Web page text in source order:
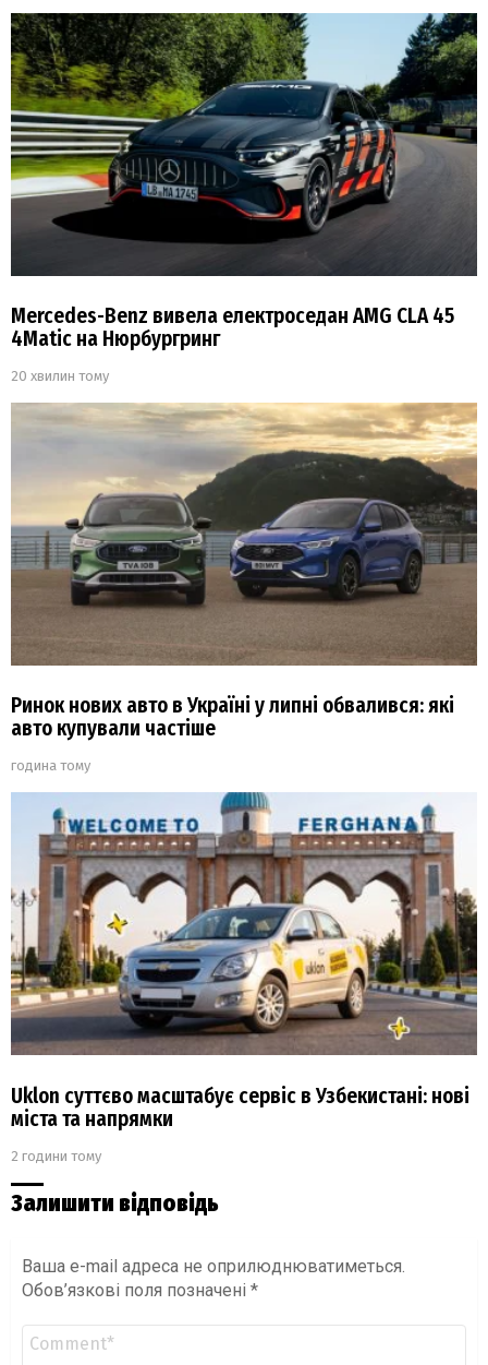
Mercedes-Benz вивела електроседан AMG CLA 45
4Matic на Нюрбургринг
20 хвилин тому
Ринок нових авто в Україні у липні обвалився: які
авто купували частіше
година тому
Uklon суттєво масштабує сервіс в Узбекистані: нові
міста та напрямки
2 години тому
Залишити відповідь
Ваша e-mail адреса не оприлюднюватиметься.
Обов’язкові поля позначені *